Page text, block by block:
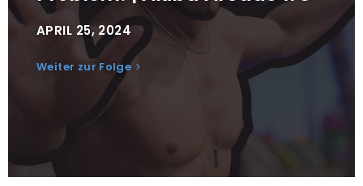
APRIL 25, 2024
Weiter zur Folge